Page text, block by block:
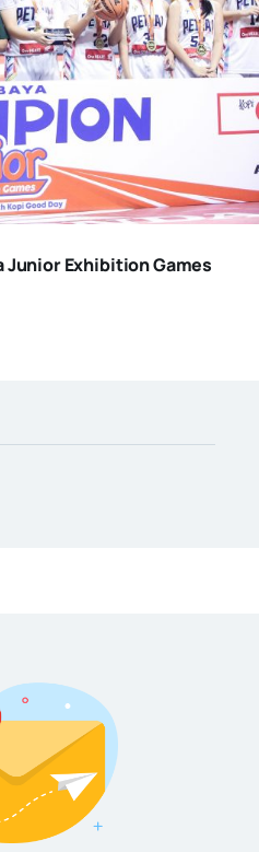
Junior Exhibition Games